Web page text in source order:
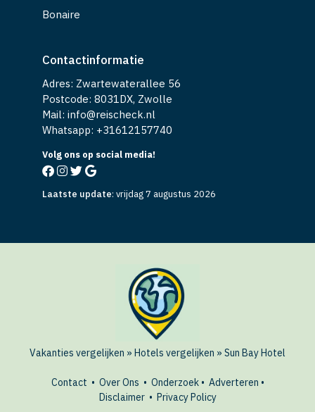
Bonaire
Contactinformatie
Adres: Zwartewaterallee 56
Postcode: 8031DX, Zwolle
Mail: info@reischeck.nl
Whatsapp: +31612157740
Volg ons op social media!
Laatste update: vrijdag 7 augustus 2026
Vakanties vergelijken » Hotels vergelijken » Sun Bay Hotel
Contact • Over Ons • Onderzoek• Adverteren •
Disclaimer• Privacy Policy